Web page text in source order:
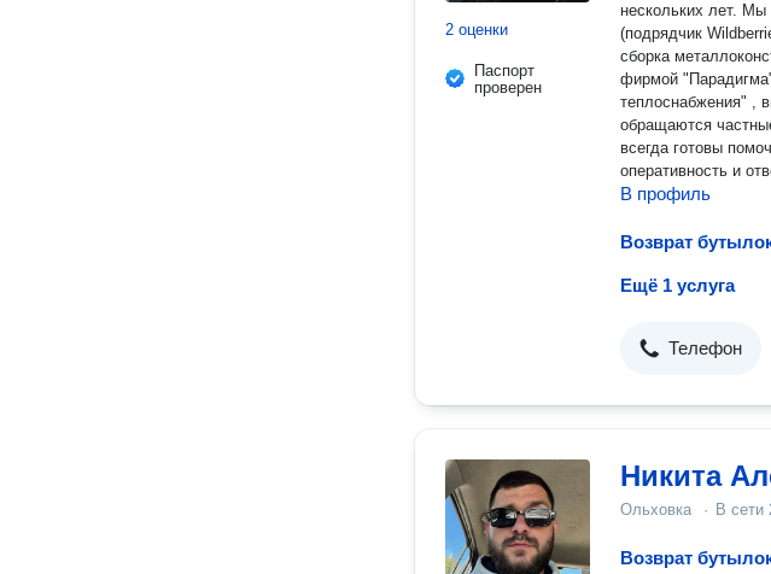
2 оценки
Паспорт
проверен
нескольких лет.
(подрядчик
сборка
фирмой
теплоснабжения" ,
обращаются
всегда готовы
оперативность и
В профиль
Возврат
Ещё 1 услуга
Телефон
Никита
Ольховка · В сети
Возврат